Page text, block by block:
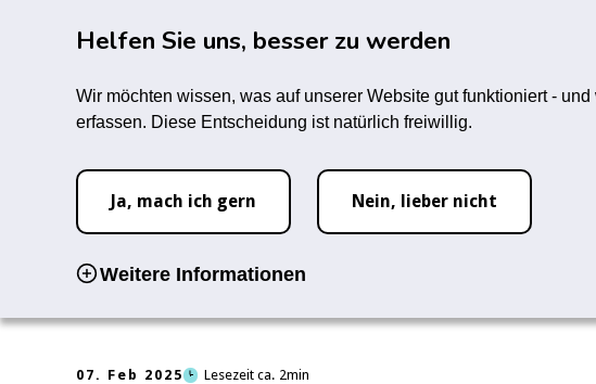
Helfen Sie uns, besser zu werden
Wir möchten wissen, was auf unserer Website gut funktioniert -
erfassen. Diese Entscheidung ist natürlich freiwillig.
Ja, mach ich gern Nein, lieber nicht
Weitere Informationen
07. Feb 2025 Lesezeit ca. 2